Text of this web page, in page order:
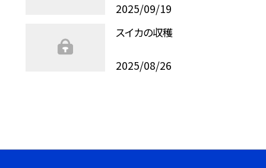
2025/09/19
スイカの収穫
2025/08/26